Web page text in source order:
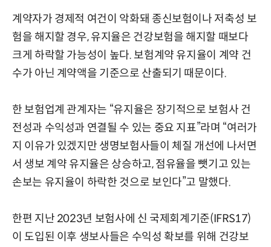
계약자가 경제적 여건이 악화돼 종신보험이나 저축성 보
험을 해지할 경우, 유지율은 건강보험을 해지할 때보다
크게 하락할 가능성이 높다. 보험계약 유지율이 계약 건
수가 아닌 계약액을 기준으로 산출되기 때문이다.
한 보험업계 관계자는 “유지율은 장기적으로 보험사 건
전성과 수익성과 연결될 수 있는 중요 지표”라며 “여러가
지 이유가 있겠지만 생명보험사들이 체질 개선에 나서면
서 생보 계약 유지율은 상승하고, 점유율을 뺏기고 있는
손보는 유지율이 하락한 것으로 보인다”고 말했다.
한편 지난 2023년 보험사에 신 국제회계기준(IFRS17)
이 도입된 이후 생보사들은 수익성 확보를 위해 건강보